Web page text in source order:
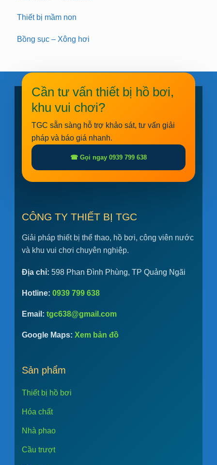
Thiết bị mầm non
Bồng sục – Xông hơi
Cần tư vấn thiết bị hồ bơi,
khu vui chơi?
TGC sẵn sàng hỗ trợ khảo sát, tư vấn giải
pháp và báo giá nhanh.
☎ Gọi ngay 0939 799 638
CÔNG TY THIẾT BỊ TGC
Giải pháp thiết bị thể thao, hồ bơi, công viên nước
và khu vui chơi chuyên nghiệp.
Địa chỉ: 598 Phan Đình Phùng, TP Quảng Ngãi
Hotline: 0939 799 638
Email: tgc638@gmail.com
Google Maps: Xem bản đồ
Sản phẩm
Thiết bị hồ bơi
Hóa chất
Nhà phao
Cầu trượt